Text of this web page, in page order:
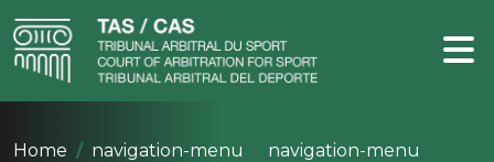
Home navigation-menu navigation-menu